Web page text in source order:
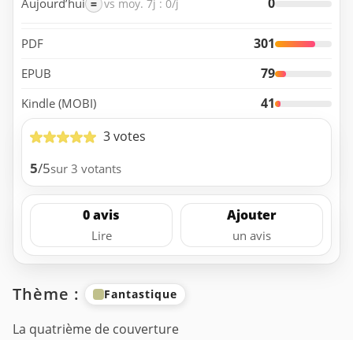
Aujourd’hui = vs moy. 7j : 0/j 0
PDF 301
EPUB 79
Kindle (MOBI)
41
3 votes
5/5sur 3 votants
0 avis
Lire
Ajouter
un avis
Thème : Fantastique
La quatrième de couverture